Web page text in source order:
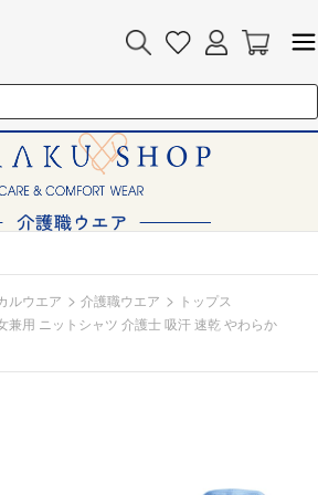
ルウエア > 介護職ウエア > トップス
兼用 ニットシャツ 介護士 吸汗 速乾 やわらか